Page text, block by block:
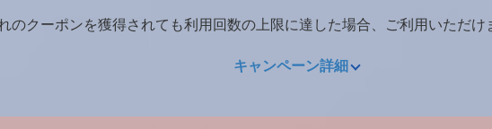
のクーポンを獲得されても利用回数の上限に達した場合、ご利用いただけ
キャンペーン詳細